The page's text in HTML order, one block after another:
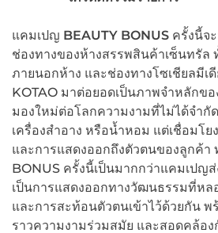
แคมเปญ BEAUTY BONUS ครั้งนี้จ
ช่องทางของห้างสรรพสินค้าเซ็นทรัล
ภายนอกห้าง และช่องทางโซเชียลมีเ
KOTAO มาต่อยอดเป็นภาพจำหลักข
มองใหม่ต่อโลกความงามที่ไม่ได้จำ
เครื่องสำอาง หรือน้ำหอม แต่เชื่อมโย
และการแสดงออกถึงตัวตนของลูกค้า
BONUS ครั้งนี้เป็นมากกว่าแคมเปญ
เป็นการแสดงออกทางวัฒนธรรมที่หล
และการสะท้อนตัวตนเข้าไว้ด้วยกัน พ
ราวความงามร่วมสมัย และสอดคล้อ